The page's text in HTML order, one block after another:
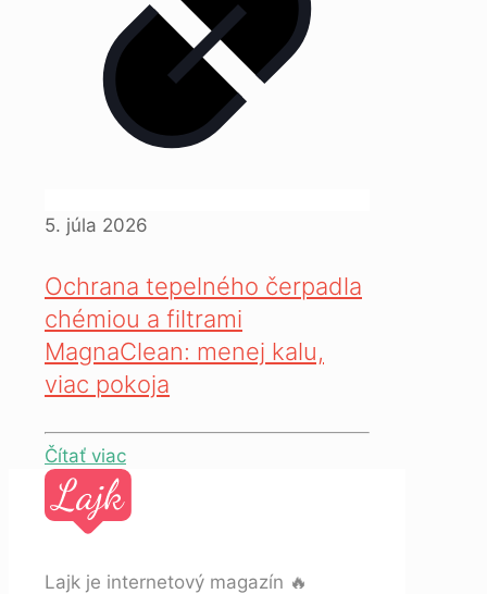
5. júla 2026
Ochrana tepelného čerpadla
chémiou a filtrami
MagnaClean: menej kalu,
viac pokoja
Čítať viac
Lajk je internetový magazín 🔥